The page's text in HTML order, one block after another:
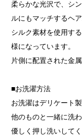
柔らかな光沢で、シ
ルにもマッチするヘア
シルク素材を使用す
様になっています。
片側に配置された金
■お洗濯方法
お洗濯はデリケート
他のものと一緒に洗
優しく押し洗いしてく